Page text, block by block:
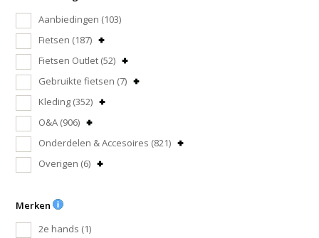
Aanbiedingen (103)
Fietsen (187)
Fietsen Outlet (52)
Gebruikte fietsen (7)
Kleding (352)
O&A (906)
Onderdelen & Accesoires (821)
Overigen (6)
Merken
2e hands (1)